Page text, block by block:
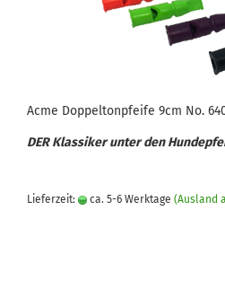
Acme Doppeltonpfeife 9cm No.
DER Klassiker unter den
Lieferzeit: ca. 5-6 Werktage (Ausland